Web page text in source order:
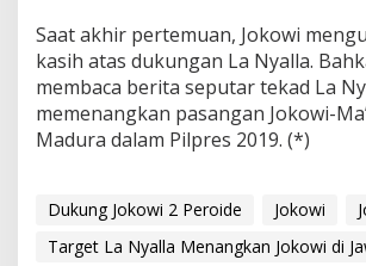
Saat akhir pertemuan, Jokowi
kasih atas dukungan La Nyalla.
membaca berita seputar tekad La
memenangkan pasangan Jokowi-
Madura dalam Pilpres 2019. (*)
Dukung Jokowi 2 Peroide Jokowi
Target La Nyalla Menangkan Jokowi di